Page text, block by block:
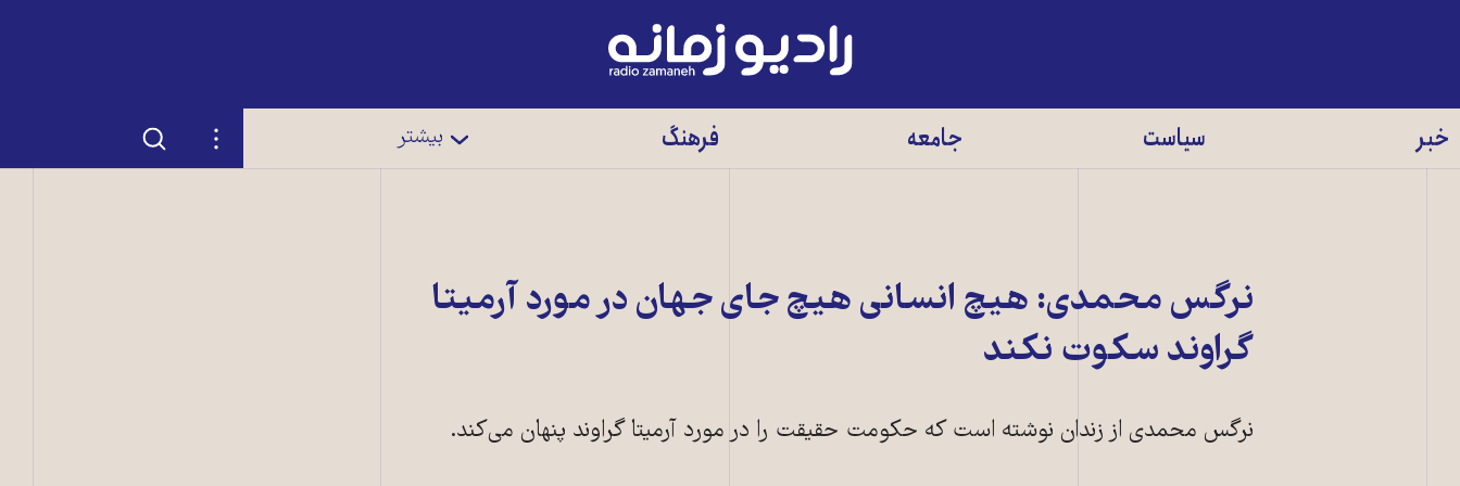
رادیو
زمانه
خبر سیاست جامعه فرهنگ بیشتر تنظیمات جستجو
نرگس محمدی: هیچ انسانی هیچ جای جهان در مورد آرمیتا
گراوند سکوت نکند
نرگس محمدی از زندان نوشته است که حکومت حقیقت را در مورد آرمیتا گراوند پنهان می‌کند.